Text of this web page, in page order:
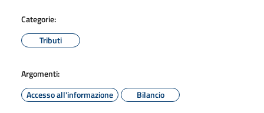
Categorie:
Tributi
Argomenti:
Accesso all'informazione
Bilancio